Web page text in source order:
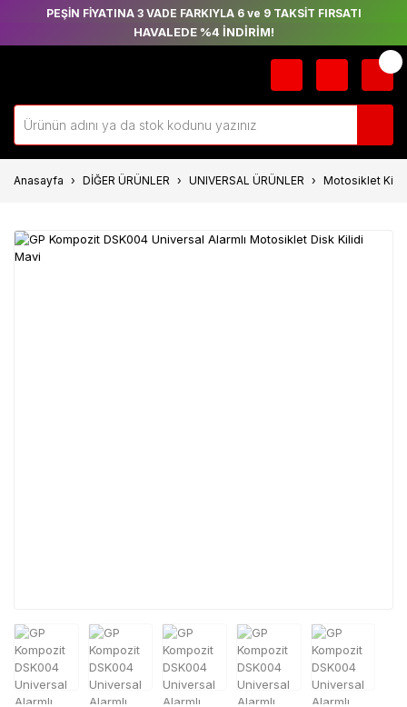
PEŞİN FİYATINA 3 VADE FARKIYLA 6 ve 9 TAKSİT FIRSATI
HAVALEDE %4 İNDİRİM!
Anasayfa DİĞER ÜRÜNLER UNIVERSAL ÜRÜNLER Motosiklet Kilit